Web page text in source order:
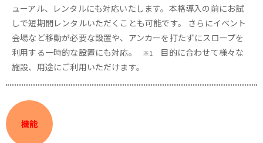
ューアル、レンタルにも対応いたします。本格導入の前にお試
しで短期間レンタルいただくことも可能です。 さらにイベント
会場など移動が必要な設置や、アンカーを打たずにスロープを
利用する一時的な設置にも対応。
※1
目的に合わせて様々な
施設、用途にご利用いただけます。
機能